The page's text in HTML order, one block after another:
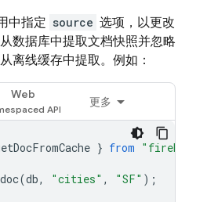
中指定 source 选项，以更改
数据库中提取文档快照并忽略
离线缓存中提取。例如：
Web
更多
} from
doc(db, "cities" , "SF" );